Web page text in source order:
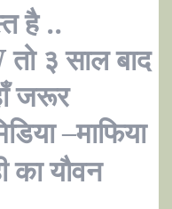
है ..
तो ३ साल बाद
जरूर
–माफिया
का यौवन